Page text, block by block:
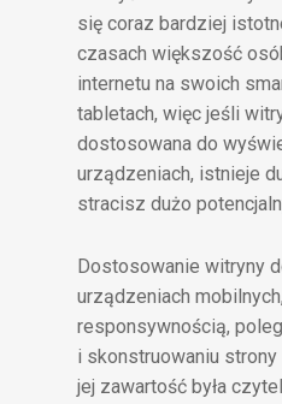
się coraz bardziej
czasach większość
internetu na swoich
tabletach, więc jeśli
dostosowana do
urządzeniach, istnieje
stracisz dużo
Dostosowanie witryny
urządzeniach
responsywnością,
i skonstruowaniu
jej zawartość była